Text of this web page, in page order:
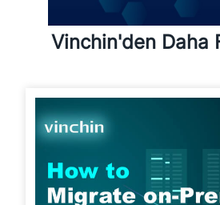
Vinchin'den Daha